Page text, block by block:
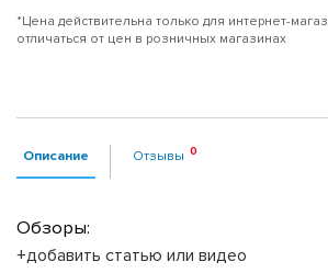
*Цена действительна только для интернет-
отличаться от цен в розничных магазинах
Описание Отзывы
Обзоры:
+добавить статью или видео